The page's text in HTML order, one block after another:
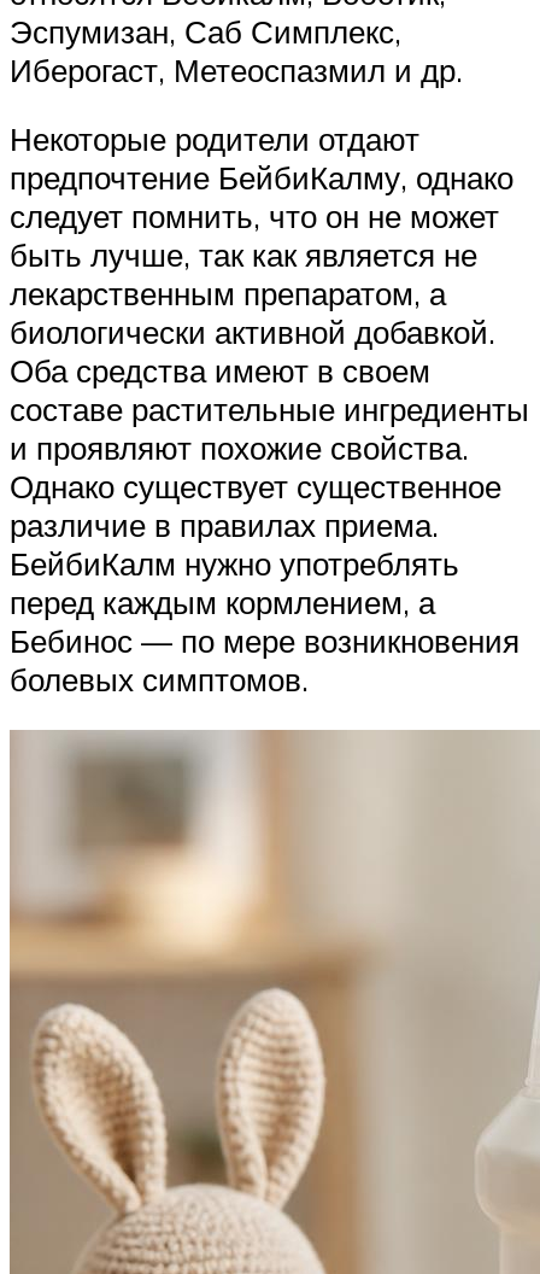
Эспумизан, Саб Симплекс,
Иберогаст, Метеоспазмил и др.
Некоторые родители отдают
предпочтение БейбиКалму, однако
следует помнить, что он не может
быть лучше, так как является не
лекарственным препаратом, а
биологически активной добавкой.
Оба средства имеют в своем
составе растительные ингредиенты
и проявляют похожие свойства.
Однако существует существенное
различие в правилах приема.
БейбиКалм нужно употреблять
перед каждым кормлением, а
Бебинос — по мере возникновения
болевых симптомов.